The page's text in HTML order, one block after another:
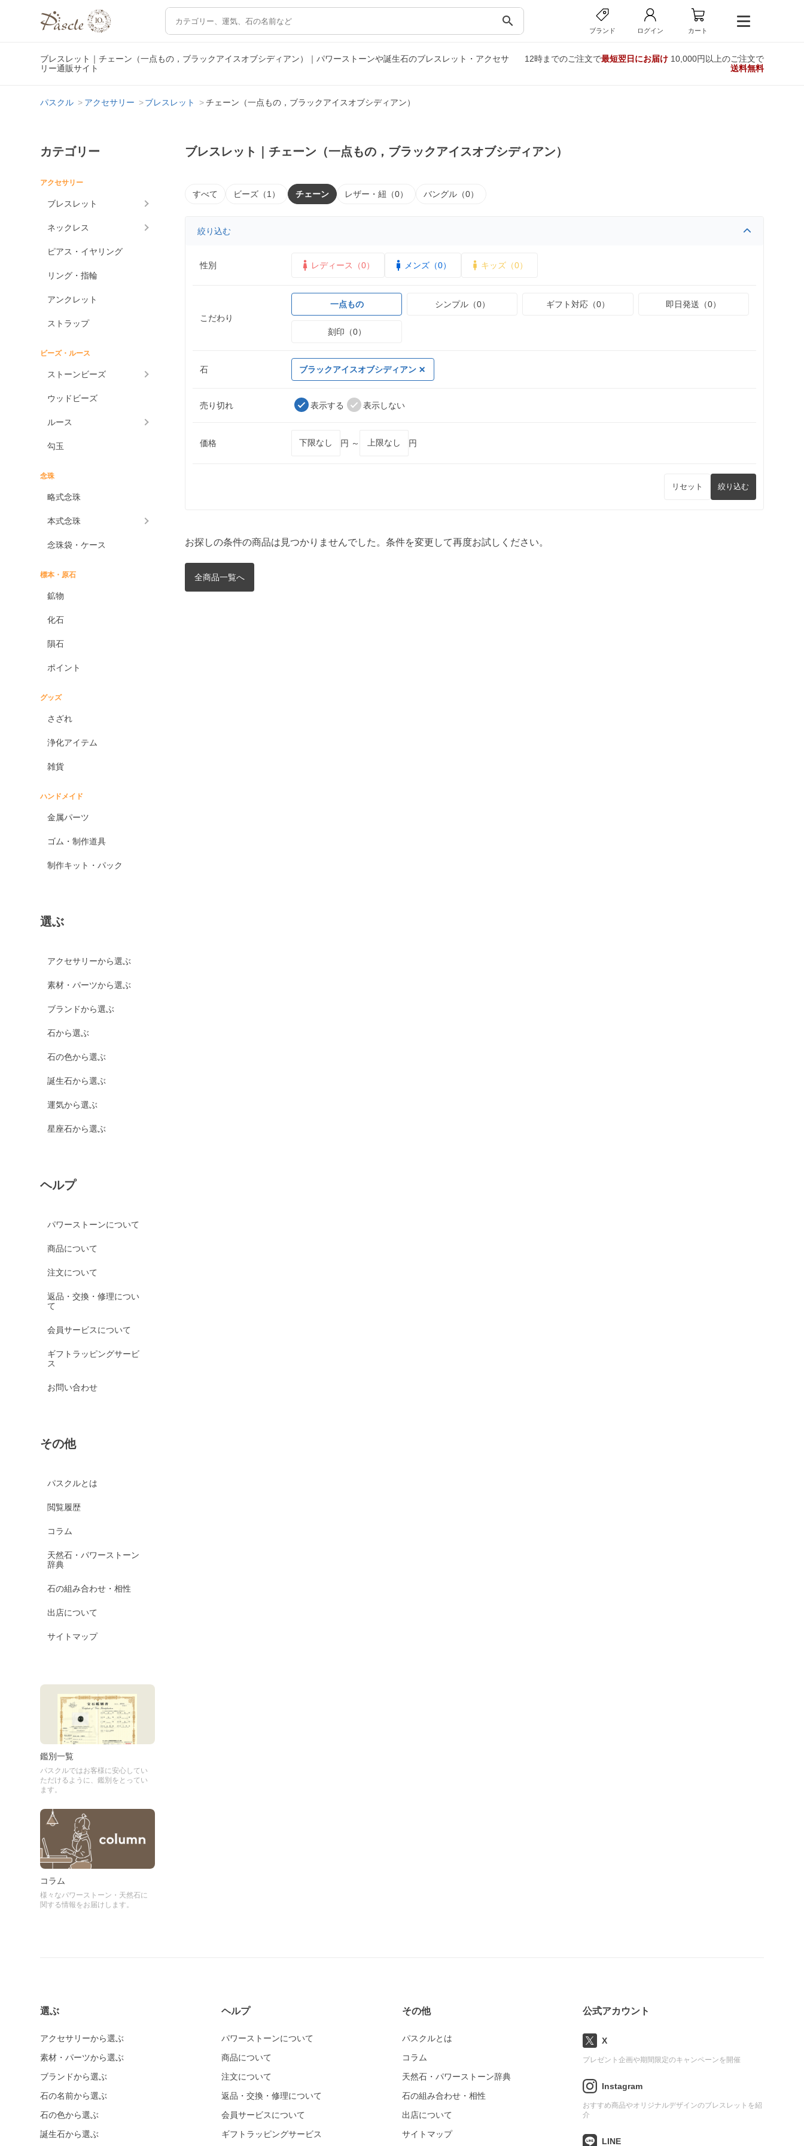
search
ブランド ログイン カート
ブレスレット｜チェーン（一点もの，ブラックアイスオブシディアン）｜パワーストーンや誕生石のブレスレット・アクセサ
リー通販サイト
12時までのご注文で最短翌日にお届け10,000円以上のご注文で
送料無料
パスクル アクセサリー ブレスレット チェーン（一点もの，ブラックアイスオブシディアン）
カテゴリー
アクセサリー
ブレスレット
ネックレス
ピアス・イヤリング
リング・指輪
アンクレット
ストラップ
ビーズ・ルース
ストーンビーズ
ウッドビーズ
ルース
勾玉
念珠
略式念珠
本式念珠
念珠袋・ケース
標本・原石
鉱物
化石
隕石
ポイント
グッズ
さざれ
浄化アイテム
雑貨
ハンドメイド
金属パーツ
ゴム・制作道具
制作キット・パック
選ぶ
アクセサリーから選ぶ
素材・パーツから選ぶ
ブランドから選ぶ
石から選ぶ
石の色から選ぶ
誕生石から選ぶ
運気から選ぶ
星座石から選ぶ
ヘルプ
パワーストーンについて
商品について
注文について
返品・交換・修理につい
て
会員サービスについて
ギフトラッピングサービ
ス
お問い合わせ
その他
パスクルとは
閲覧履歴
コラム
天然石・パワーストーン
辞典
石の組み合わせ・相性
出店について
サイトマップ
鑑別一覧
パスクルではお客様に安心してい
ただけるように、鑑別をとってい
ます。
コラム
様々なパワーストーン・天然石に
関する情報をお届けします。
ブレスレット｜チェーン（一点もの，ブラックアイスオブシディアン）
すべて ビーズ（1） チェーン レザー・紐（0） バングル（0）
絞り込む
性別 レディース（0） メンズ（0） キッズ（0）
こだわり
一点もの シンプル（0） ギフト対応（0） 即日発送（0）
刻印（0）
石 ブラックアイスオブシディアン
売り切れ 表示する 表示しない
価格 円 ～ 円
リセット 絞り込む
お探しの条件の商品は見つかりませんでした。条件を変更して再度お試しください。
全商品一覧へ
選ぶ
アクセサリーから選ぶ
素材・パーツから選ぶ
ブランドから選ぶ
石の名前から選ぶ
石の色から選ぶ
誕生石から選ぶ
ヘルプ
パワーストーンについて
商品について
注文について
返品・交換・修理について
会員サービスについて
ギフトラッピングサービス
その他
パスクルとは
コラム
天然石・パワーストーン辞典
石の組み合わせ・相性
出店について
サイトマップ
公式アカウント
X
プレゼント企画や期間限定のキャンペーンを開催
Instagram
おすすめ商品やオリジナルデザインのブレスレットを紹
介
LINE